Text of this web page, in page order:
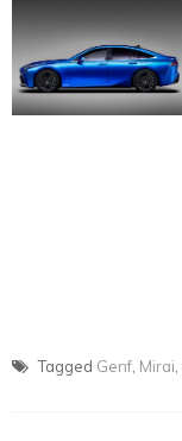
Tagged Genf Mirai